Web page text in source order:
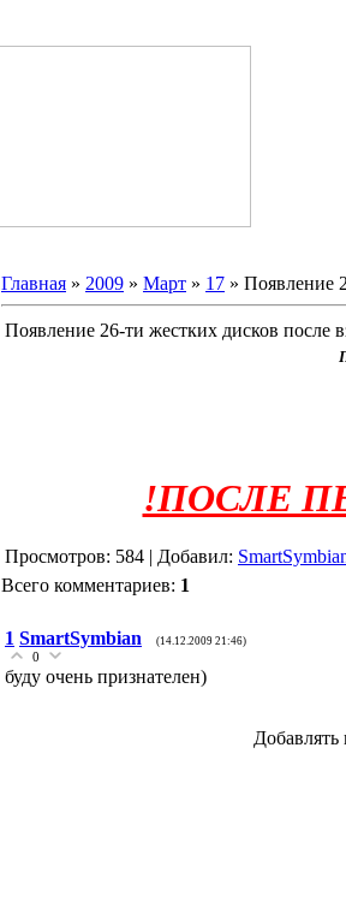
Главная » 2009 » Март » 17 » Появление
Появление 26-ти жестких дисков после
!ПОСЛЕ
Просмотров: 584 | Добавил:
Всего комментариев: 1
1 SmartSymbian (14.12.2009 21:46)
0
буду очень признателен)
Добавлять